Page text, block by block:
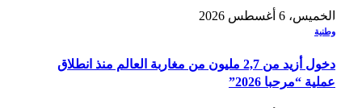
الخميس، 6 أغسطس 2026
وطنية
دخول أزيد من 2,7 مليون من مغاربة العالم منذ انطلاق
عملية “مرحبا 2026”